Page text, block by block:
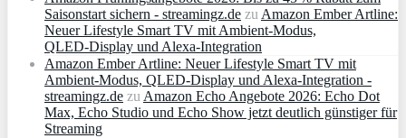
Saisonstart sichern - streamingz.de zuAmazon Ember Artline:
Neuer Lifestyle Smart TV mit Ambient‑Modus,
QLED‑Display und Alexa‑Integration
Amazon Ember Artline: Neuer Lifestyle Smart TV mit
Ambient‑Modus, QLED‑Display und Alexa‑Integration -
streamingz.de zuAmazon Echo Angebote 2026: Echo Dot
Max, Echo Studio und Echo Show jetzt deutlich günstiger für
Streaming